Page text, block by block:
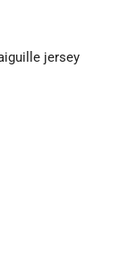
jersey